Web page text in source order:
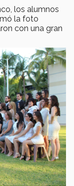
los alumnos
la foto
con una gran